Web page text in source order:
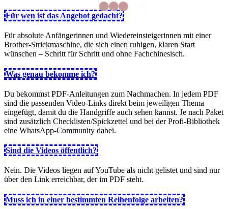
Für wen ist das Angebot gedacht?
Für absolute Anfängerinnen und Wiedereinsteigerinnen mit einer
Brother‑Strickmaschine, die sich einen ruhigen, klaren Start
wünschen – Schritt für Schritt und ohne Fachchinesisch.
Was genau bekomme ich?
Du bekommst PDF‑Anleitungen zum Nachmachen. In jedem PDF
sind die passenden Video‑Links direkt beim jeweiligen Thema
eingefügt, damit du die Handgriffe auch sehen kannst. Je nach Paket
sind zusätzlich Checklisten/Spickzettel und bei der Profi‑Bibliothek
eine WhatsApp‑Community dabei.
Sind die Videos öffentlich?
Nein. Die Videos liegen auf YouTube als nicht gelistet und sind nur
über den Link erreichbar, der im PDF steht.
Muss ich in einer bestimmten Reihenfolge arbeiten?